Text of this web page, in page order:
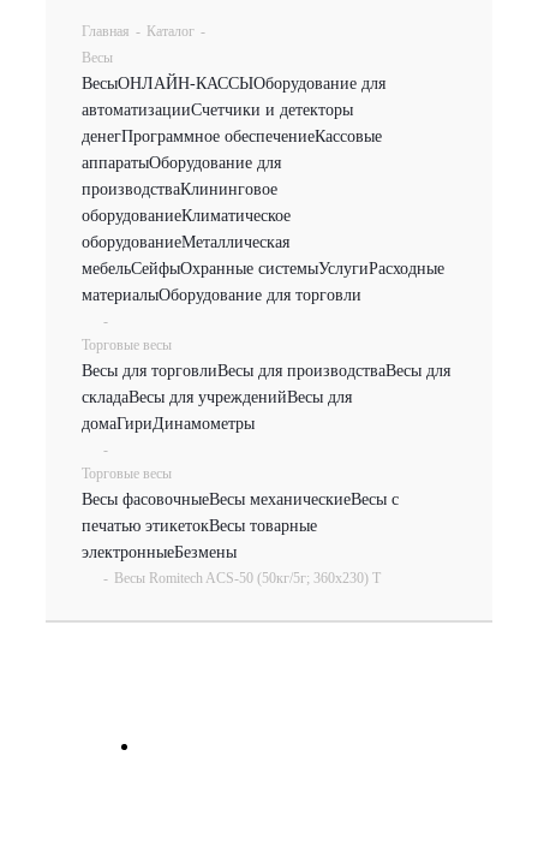
Главная - Каталог -
Весы
ВесыОНЛАЙН-КАССЫОборудование для
автоматизацииСчетчики и детекторы
денегПрограммное обеспечениеКассовые
аппаратыОборудование для
производстваКлининговое
оборудованиеКлиматическое
оборудованиеМеталлическая
мебельСейфыОхранные системыУслугиРасходные
материалыОборудование для торговли
-
Торговые весы
Весы для торговлиВесы для производстваВесы для
складаВесы для учрежденийВесы для
домаГириДинамометры
-
Торговые весы
Весы фасовочныеВесы механическиеВесы с
печатью этикетокВесы товарные
электронныеБезмены
- Весы Romitech ACS-50 (50кг/5г; 360х230) Т